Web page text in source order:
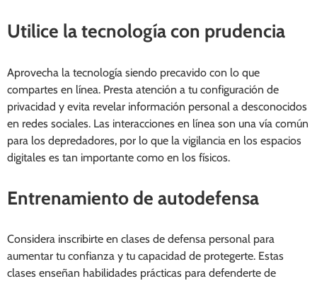
Utilice la tecnología con prudencia
Aprovecha la tecnología siendo precavido con lo que
compartes en línea. Presta atención a tu configuración de
privacidad y evita revelar información personal a desconocidos
en redes sociales. Las interacciones en línea son una vía común
para los depredadores, por lo que la vigilancia en los espacios
digitales es tan importante como en los físicos.
Entrenamiento de autodefensa
Considera inscribirte en clases de defensa personal para
aumentar tu confianza y tu capacidad de protegerte. Estas
clases enseñan habilidades prácticas para defenderte de